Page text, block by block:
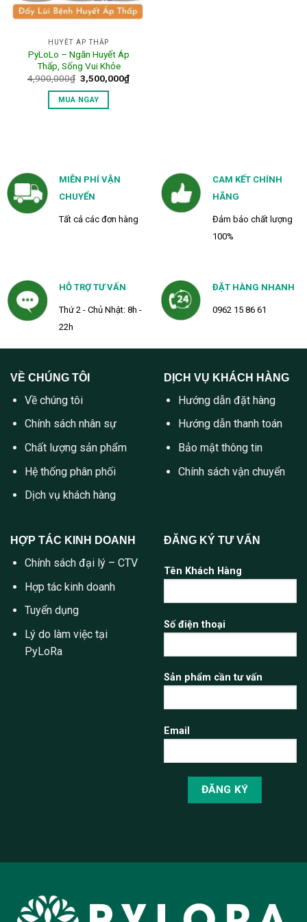
HUYẾT ÁP THẤP
PyLoLo – Ngăn Huyết Áp
Thấp, Sống Vui Khỏe
4,900,000₫ Giá
gốc
là:
4,900,000₫.
3,500,000₫Giá
MUA NGAY
MIỄN PHÍ VẬN
CHUYỂN
Tất cả các đơn hàng
CAM KẾT CHÍNH
HÃNG
Đảm bảo chất lượng
100%
HỖ TRỢ TƯ VẤN
Thứ 2 - Chủ Nhật: 8h -
22h
ĐẶT HÀNG NHANH
0962 15 86 61
VỀ CHÚNG TÔI
Về chúng tôi
Chính sách nhân sự
Chất lượng sản phẩm
Hệ thống phân phối
Dịch vụ khách hàng
DỊCH VỤ KHÁCH HÀNG
Hướng dẫn đặt hàng
Hướng dẫn thanh toán
Bảo mật thông tin
Chính sách vận chuyển
HỢP TÁC KINH DOANH
Chính sách đại lý – CTV
Hợp tác kinh doanh
Tuyển dụng
Lý do làm việc tại
PyLoRa
ĐĂNG KÝ TƯ VẤN
Tên Khách Hàng
Số điện thoại
Sản phẩm cần tư vấn
Email